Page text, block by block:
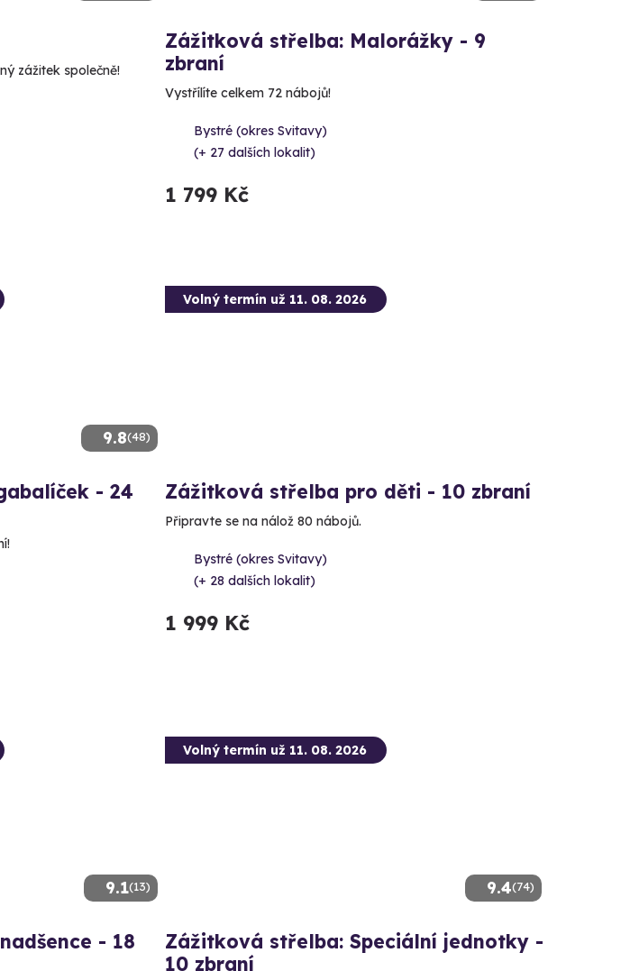
zážitek společně!
Zážitková střelba: Malorážky - 9
zbraní
Vystřílíte celkem 72 nábojů!
Bystré (okres Svitavy)
(+ 27 dalších lokalit)
1 799 Kč
9.8(48)
- 24
Volný termín už 11. 08. 2026
Zážitková střelba pro děti - 10 zbraní
Připravte se na nálož 80 nábojů.
Bystré (okres Svitavy)
(+ 28 dalších lokalit)
1 999 Kč
9.1(13)
- 18
9.4(74)
Volný termín už 11. 08. 2026
Zážitková střelba: Speciální jednotky -
10 zbraní